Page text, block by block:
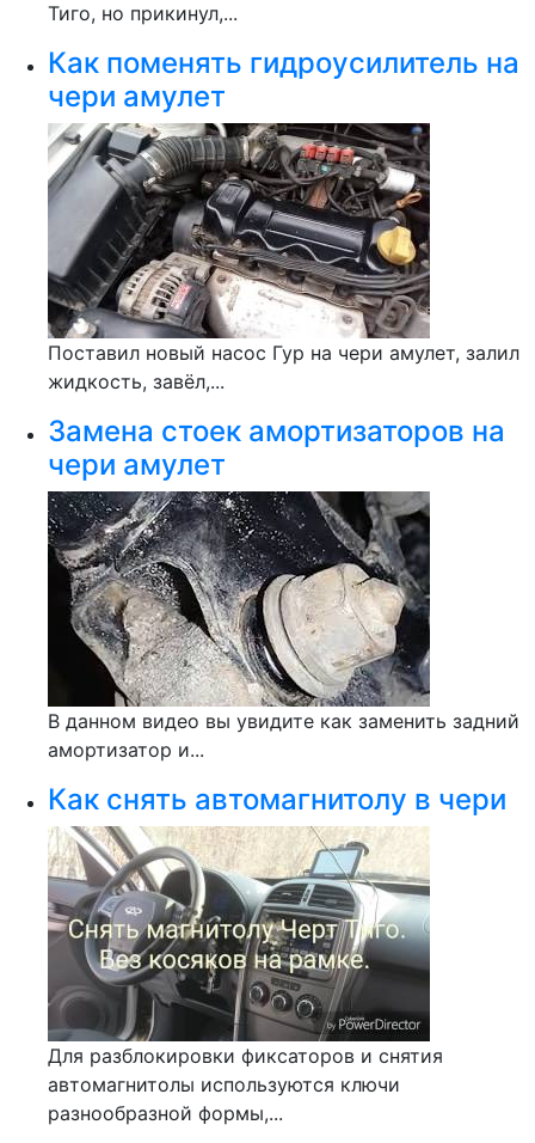
Тиго, но прикинул,...
Как поменять гидроусилитель на
чери амулет
Поставил новый насос Гур на чери амулет, залил
жидкость, завёл,...
Замена стоек амортизаторов на
чери амулет
В данном видео вы увидите как заменить задний
амортизатор и...
Как снять автомагнитолу в чери
Для разблокировки фиксаторов и снятия
автомагнитолы используются ключи
разнообразной формы,...